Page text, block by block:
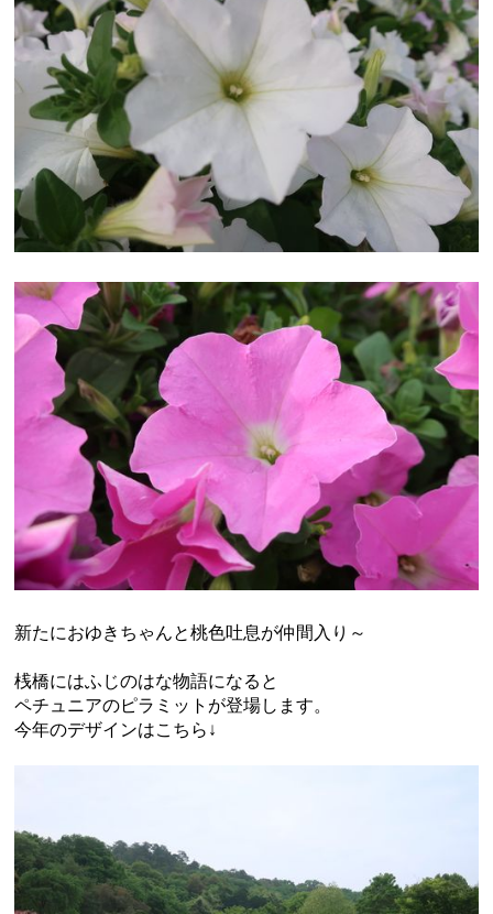
新たにおゆきちゃんと桃色吐息が仲間入り～
桟橋にはふじのはな物語になると
ペチュニアのピラミットが登場します。
今年のデザインはこちら↓